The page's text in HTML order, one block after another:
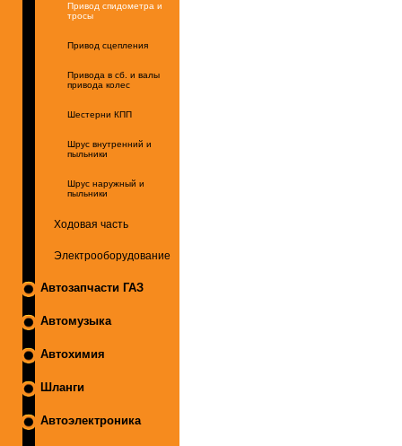
Привод спидометра и
тросы
Привод сцепления
Привода в сб. и валы
привода колес
Шестерни КПП
Шрус внутренний и
пыльники
Шрус наружный и
пыльники
Ходовая часть
Электрооборудование
Автозапчасти ГАЗ
Автомузыка
Автохимия
Шланги
Автоэлектроника